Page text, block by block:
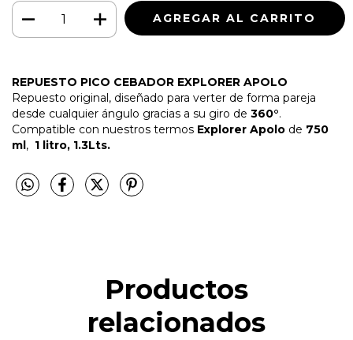
REPUESTO PICO CEBADOR EXPLORER APOLO
Repuesto original, diseñado para verter de forma pareja
desde cualquier ángulo gracias a su giro de 360°.
Compatible con nuestros termos Explorer Apolo de 750
ml, 1 litro, 1.3Lts.
Productos
relacionados